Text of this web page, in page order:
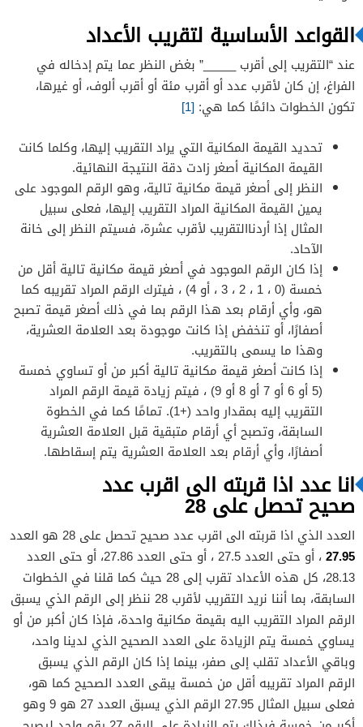
القواعد الأساسية لتقريب الأعداد
عند “التقريب إلى أقرب _____” بغض النظر عما يتم إدخاله في
الفراغ، إن كان لأقرب عدد أو أقرب مئة أو أقرب ألوف، أو غيرها،
تكون الخطوات دائمًا كما هي: [1]
تحديد القيمة المكانية التي يراد التقريب إليها، وكلما كانت
القيمة المكانية أصغر زادت دقة النتيجة النهائية.
النظر إلى أصغر قيمة مكانية تالية، وهو الرقم الموجود على
يمين القيمة المكانية المراد التقريب إليها، فعلى سبيل
المثال إذا أردناالتقريب لأقرب عشرة، فسيتم النظر إلى خانة
الآحاد.
إذا كان الرقم الموجود في أصغر قيمة مكانية تالية أقل من
خمسة (0 ، 1 ، 2 ، 3 ، أو 4) ، فيترك الرقم المراد تقريبه كما
هو، وأي أرقام بعد هذا الرقم بما في ذلك أصغر قيمة تصبح
أصفارًا، أو تنخفض إذا كانت موجودة بعد العلامة العشرية،
وهذا ما يسمى بالتقريب.
إذا كانت أصغر قيمة مكانية تالية أكبر من أو تساوي خمسة
(5 أو 6 أو 7 أو 8 أو 9) ، فيتم زيادة قيمة الرقم المراد
التقريب إليه بمقدار واحد (+1). تمامًا كما في الخطوة
السابقة، وتصبح أي أرقام متبقية قبل العلامة العشرية
أصفارًا، وأي أرقام بعد العلامة العشرية يتم إسقاطها.
انا عدد اذا قربته الى اقرب عدد
صحيح تحصل على 28
العدد الذي اذا قربته الى اقرب عدد صحيح تحصل على 28 هو العدد
27.95
، أو حتى العدد 27.5 ، أو حتى العدد 27.86، أو حتى العدد
28.13، كل هذه الأعداد تقرب إلى 28 حيث كما قلنا في الخطوات
السابقة، بما أننا نريد التقريب لأقرب 28 ننظر إلى الرقم الذي يسبق
الرقم المراد التقريب اليه بقيمة مكانية واحدة، فإذا كان أكبر من أو
يساوي خمسة يتم الزيادة على العدد الصحيح الذي لدينا واحد،
وباقي الأعداد تقلب إلى صفر، بينما إذا كان الرقم الذي يسبق
الرقم المراد تقريبه أقل من خمسة يبقى العدد الصحيح كما هو،
فعلى سبيل المثال 27.95 الرقم الذي يسبق العدد 27 هو 9 وهو